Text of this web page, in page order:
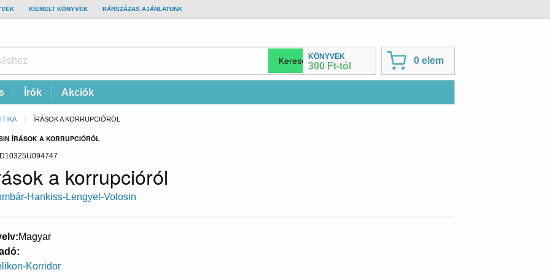
KIEMELT KÖNYVEK PÁRSZÁZAS AJÁNLATUNK
KÖNYVEK
300 Ft-tól
0 elem
Írók Akciók
CURRENT:
ÍRÁSOK A KORRUPCIÓRÓL
ÍRÁSOK A KORRUPCIÓRÓL
a korrupcióról
Hankiss-Lengyel-Volosin
Magyar
Korridor